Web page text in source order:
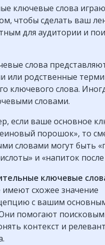
ключевые слова
чтобы сделать ваш
для аудитории и
слова
или родственные
ключевого слова.
словами.
если ваше основное
порошок», то
словами могут быть
и «напиток
ключевые
схожее значение
с вашим
помогают
контекст и